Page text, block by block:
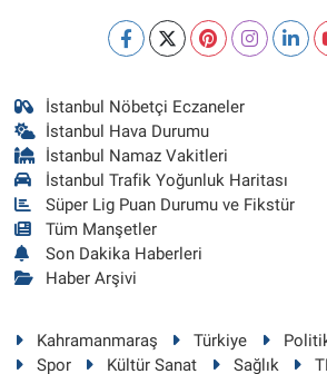
İstanbul Nöbetçi Eczaneler
İstanbul Hava Durumu
İstanbul Namaz Vakitleri
İstanbul Trafik Yoğunluk Haritası
Süper Lig Puan Durumu ve Fikstür
Tüm Manşetler
Son Dakika Haberleri
Haber Arşivi
Kahramanmaraş Türkiye
Spor
Kültür Sanat Sağlık